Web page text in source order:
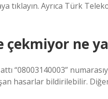
Ayrıca Türk
ne
“08003140003”
hasarlar bildirilebilir.